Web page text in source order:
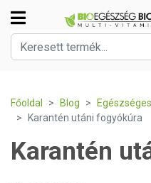
Főoldal Blog
Karantén utáni fogyókúra
Karantén